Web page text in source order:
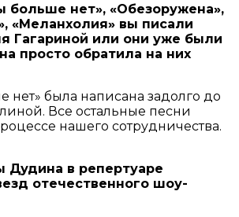
больше нет», «Обезоружена»,
«Меланхолия» вы писали
Гагариной или они уже были
просто обратила на них
нет» была написана задолго до
Все остальные песни
нашего сотрудничества.
Дудина в репертуаре
отечественного шоу-